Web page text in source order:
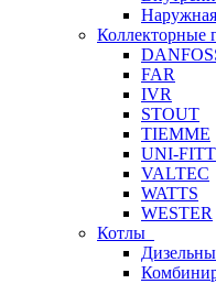
Наружная
Коллекторные
FAR
IVR
STOUT
TIEMME
UNI-FITT
VALTEC
WATTS
WESTER
Котлы